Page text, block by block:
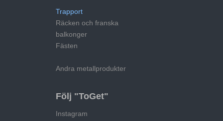
Trapport
Räcken och franska
balkonger
Fästen
Andra metallprodukter
Följ "ToGet"
Instagram